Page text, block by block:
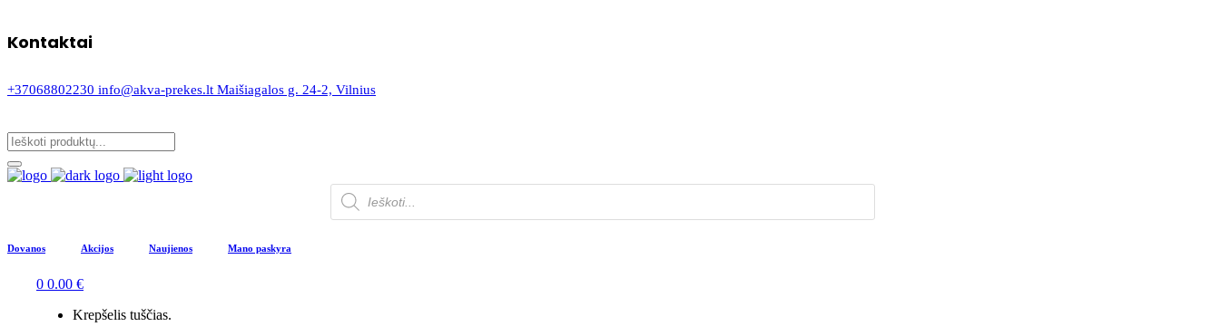
Kontaktai
+37068802230 info@akva-prekes.lt Maišiagalos g. 24-2, Vilnius
Products
search
Dovanos Akcijos Naujienos Mano paskyra
0 0.00 €
Krepšelis tuščias.